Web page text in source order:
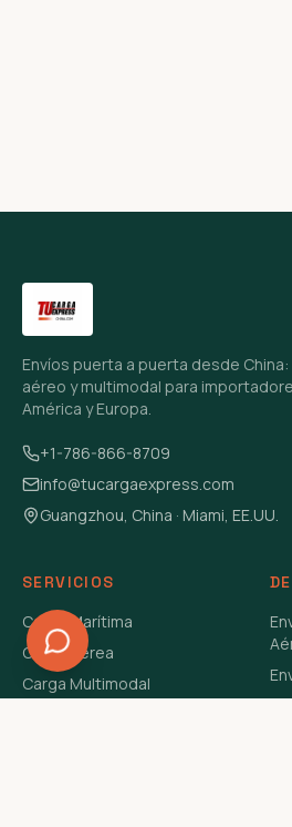
Envíos puerta a puerta desde China:
aéreo y multimodal para
América y Europa.
+1-786-866-8709
info@tucargaexpress.com
Guangzhou, China · Miami, EE.UU.
SERVICIOS
Carga Marítima
Carga Aérea
Carga Multimodal